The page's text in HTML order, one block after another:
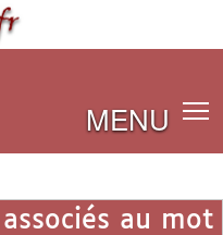
MENU
au mot